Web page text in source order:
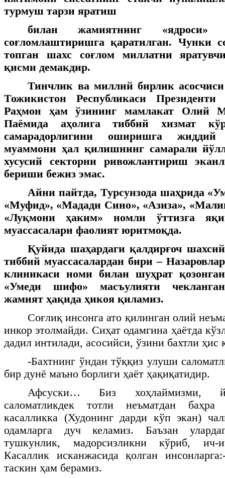
турмуш тарзи яратиш
билан жамиятнинг «ядроси»
соғломлаштиришга қаратилган. Чунки
топган шахс соғлом миллатни
қисми демакдир.
Тинчлик ва миллий бирлик
Тожикистон Республикаси
Раҳмон ҳам ўзининг мамлакат Олий
Паёмида аҳолига тиббий хизмат
самарадорлигини оширишга жиддий
муаммони ҳал қилишнинг самарали
хусусий секторни ривожлантириш
бериши бежиз эмас.
Айни пайтда, Турсунзода шаҳрида
«Муфид», «Мадади Сино», «Азиза»,
«Луқмони ҳаким» номли ўттизга
муассасалари фаолият юритмоқда.
Қуйида шаҳардаги қалдирғоч шахсий
тиббий муассасалардан бири – Назаровлар
клиникаси номи билан шуҳрат қозонган
«Умеди шифо» масъулияти чекланган
жамият ҳақида ҳикоя қиламиз.
Соғлиқ инсонга ато қилинган олий
инкор этолмайди. Сиҳат одамгина ҳаётда
дадил интилади, асосийси, ўзини бахтли ҳис
-Бахтнинг ўндан тўққиз улуши
бир дунё маъно борлиги ҳаёт ҳақиқатидир.
Афсуски… Биз хоҳлаймизми,
саломатликдек тотли неъматдан баҳра
касалликка (Худонинг дарди кўп экан)
одамларга дуч келамиз. Баъзан
тушкунлик, мадорсизликни кўриб, ич-
Касаллик исканжасида қолган
таскин ҳам берамиз.